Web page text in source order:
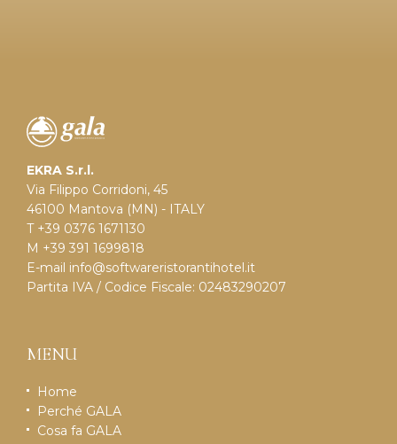
EKRA S.r.l.
Via Filippo Corridoni, 45
46100 Mantova (MN) - ITALY
T +39 0376 1671130
M +39 391 1699818
E-mail info@softwareristorantihotel.it
Partita IVA / Codice Fiscale: 02483290207
MENU
Home
Perché GALA
Cosa fa GALA